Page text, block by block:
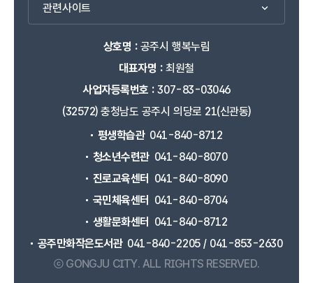
관련사이트
상호명 :공주시 행복누림
대표자명 :최원철
사업자등록번호 :307-83-03046
(32572) 충청남도 공주시 의당로 21(신관동)
평생학습관 041-840-8712
청소년수련관 041-840-8070
진로교육센터
041-840-8090
국민체육센터
041-840-8704
생활문화센터
041-840-8712
공주만화작은도서관 041-840-2205 / 041-853-2630
ⓒ GONGJU CITY. ALL RIGHTS RESERVED.